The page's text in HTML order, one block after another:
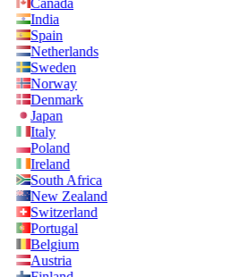
Canada
India
Spain
Netherlands
Sweden
Norway
Denmark
Japan
Italy
Poland
Ireland
South Africa
New Zealand
Switzerland
Portugal
Belgium
Austria